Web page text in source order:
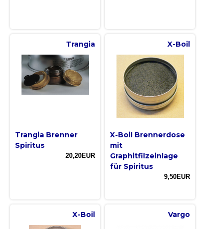
Trangia
Trangia Brenner
Spiritus
20,20EUR
X-Boil
X-Boil Brennerdose
mit
Graphitfilzeinlage
für Spiritus
9,50EUR
X-Boil Vargo